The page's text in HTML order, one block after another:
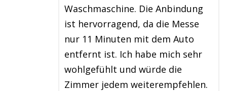
Waschmaschine. Die Anbindung
ist hervorragend, da die Messe
nur 11 Minuten mit dem Auto
entfernt ist. Ich habe mich sehr
wohlgefühlt und würde die
Zimmer jedem weiterempfehlen.